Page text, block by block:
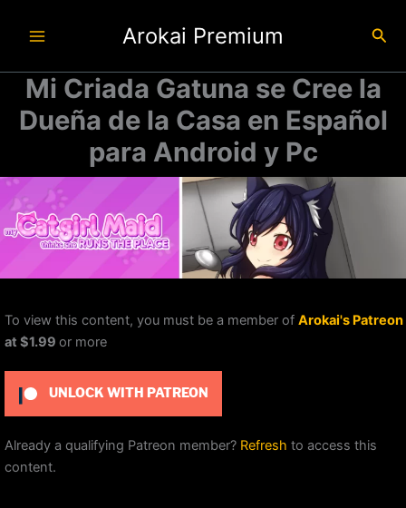
Arokai Premium
Mi Criada Gatuna se Cree la
Dueña de la Casa en Español
para Android y Pc
To view this content, you must be a member of Arokai's Patreon
at $1.99 or more
UNLOCK WITH PATREON
Already a qualifying Patreon member? Refresh to access this
content.